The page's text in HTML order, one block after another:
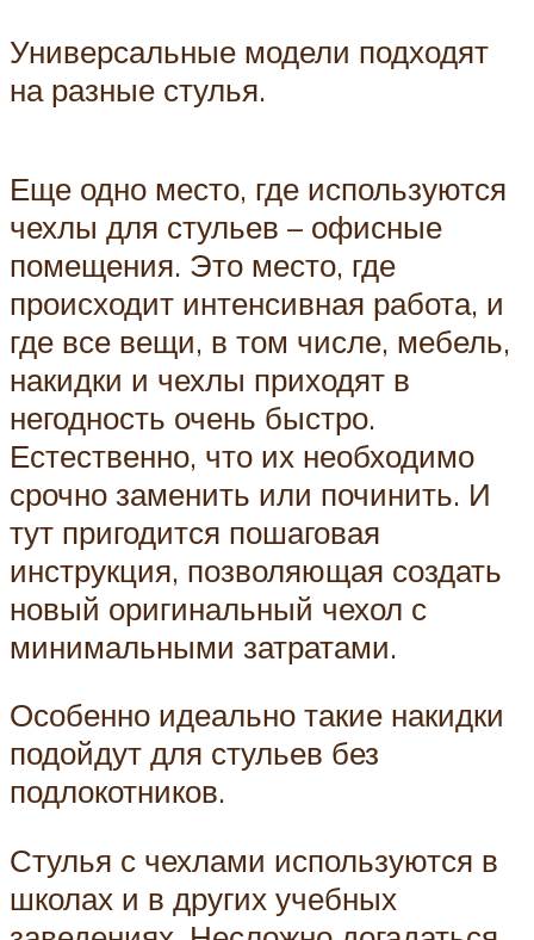
Универсальные модели подходят
на разные стулья.
Еще одно место, где используются
чехлы для стульев – офисные
помещения. Это место, где
происходит интенсивная работа, и
где все вещи, в том числе, мебель,
накидки и чехлы приходят в
негодность очень быстро.
Естественно, что их необходимо
срочно заменить или починить. И
тут пригодится пошаговая
инструкция, позволяющая создать
новый оригинальный чехол с
минимальными затратами.
Особенно идеально такие накидки
подойдут для стульев без
подлокотников.
Стулья с чехлами используются в
школах и в других учебных